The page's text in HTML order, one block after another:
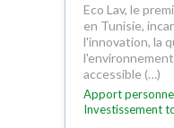
Eco Lav, le
en Tunisie,
l'innovation, la
accessible (…)
Apport
Investissement